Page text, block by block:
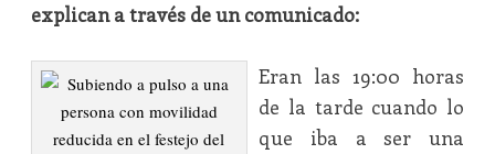
explican a través de un comunicado:
Eran las 19:00 horas
de la tarde cuando lo
que iba a ser una